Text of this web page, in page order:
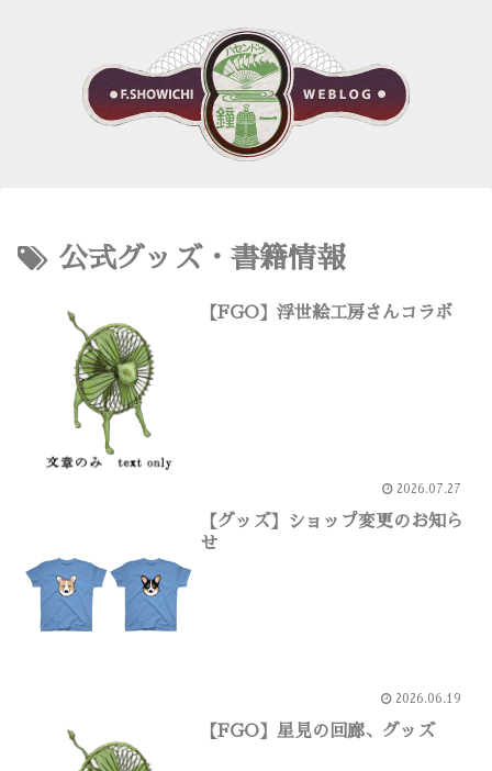
公式グッズ・書籍情報
【FGO】浮世絵工房さんコラボ
2026.07.27
【グッズ】ショップ変更のお知ら
せ
2026.06.19
【FGO】星見の回廊、グッズ